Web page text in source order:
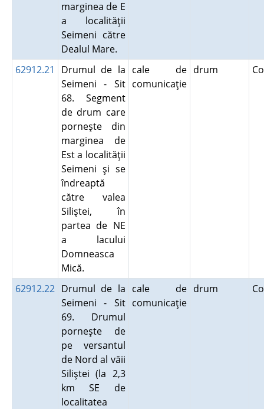
marginea de E
a localităţii
Seimeni către
Dealul Mare.
62912.21
Drumul de la
Seimeni - Sit
68. Segment
de drum care
porneşte din
marginea de
Est a localităţii
Seimeni şi se
îndreaptă
către valea
Siliştei, în
partea de NE
a lacului
Domneasca
Mică.
cale de
comunicaţie
drum
62912.22 Drumul de la
Seimeni - Sit
69. Drumul
porneşte de
pe versantul
de Nord al văii
Siliştei (la 2,3
km SE de
localitatea
cale de
comunicaţie
drum